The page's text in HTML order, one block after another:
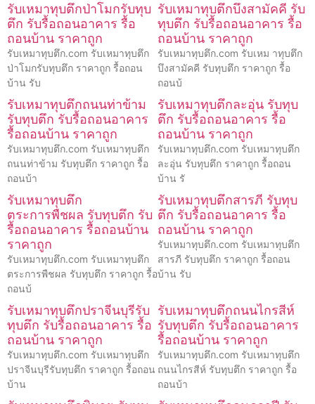
รับเหมาทุบตึกป่าโมกรับทุบ
ตึก รับรื้อถอนอาคาร รื้อ
ถอนบ้าน ราคาถูก
รับเหมาทุบตึก.com รับเหมาทุบตึก
ป่าโมกรับทุบตึก ราคาถูก รื้อถอน
บ้าน รับ
รับเหมาทุบตึกบึงสามัคคี รับ
ทุบตึก รับรื้อถอนอาคาร รื้อ
ถอนบ้าน ราคาถูก
รับเหมาทุบตึก.com รับเหม าทุบตึก
บึงสามัคคี รับทุบตึก ราคาถูก รื้อ
ถอนบ้
รับเหมาทุบตึกถนนท่าข้าม
รับทุบตึก รับรื้อถอนอาคาร
รื้อถอนบ้าน ราคาถูก
รับเหมาทุบตึก.com รับเหมาทุบตึก
ถนนท่าข้าม รับทุบตึก ราคาถูก รื้อ
ถอนบ้า
รับเหมาทุบตึกละอุ่น รับทุบ
ตึก รับรื้อถอนอาคาร รื้อ
ถอนบ้าน ราคาถูก
รับเหมาทุบตึก.com รับเหมาทุบตึก
ละอุ่น รับทุบตึก ราคาถูก รื้อถอน
บ้าน รั
รับเหมาทุบตึก
ตระการพืชผล รับทุบตึก รับ
รื้อถอนอาคาร รื้อถอนบ้าน
ราคาถูก
รับเหมาทุบตึก.com รับเหมาทุบตึก
ตระการพืชผล รับทุบตึก ราคาถูก รื้อ
ถอนบ้
รับเหมาทุบตึกสารภี รับทุบ
ตึก รับรื้อถอนอาคาร รื้อ
ถอนบ้าน ราคาถูก
รับเหมาทุบตึก.com รับเหมาทุบตึก
สารภี รับทุบตึก ราคาถูก รื้อถอน
บ้าน รับ
รับเหมาทุบตึกปราจีนบุรีรับ
ทุบตึก รับรื้อถอนอาคาร รื้อ
ถอนบ้าน ราคาถูก
รับเหมาทุบตึก.com รับเหมาทุบตึก
ปราจีนบุรีรับทุบตึก ราคาถูก รื้อถอน
บ้าน
รับเหมาทุบตึกถนนไกรสีห์
รับทุบตึก รับรื้อถอนอาคาร
รื้อถอนบ้าน ราคาถูก
รับเหมาทุบตึก.com รับเหมาทุบตึก
ถนนไกรสีห์ รับทุบตึก ราคาถูก รื้อ
ถอนบ้า